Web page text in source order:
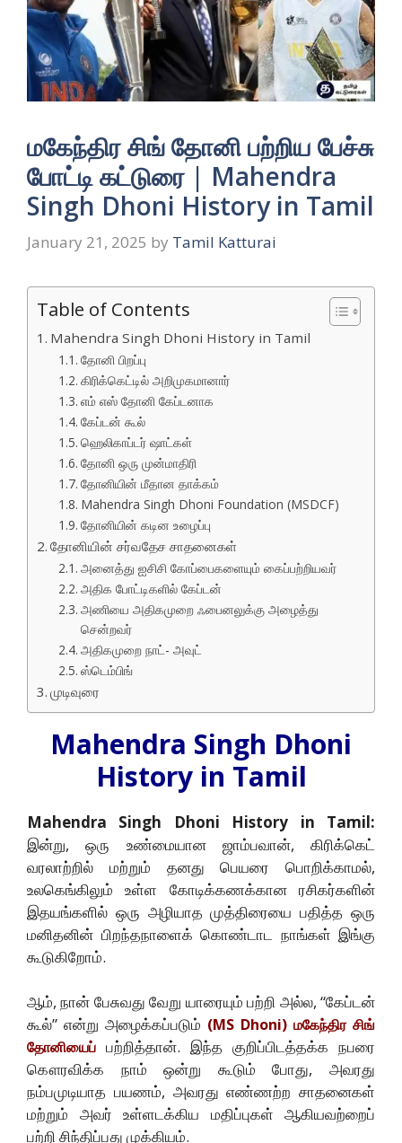
மகேந்திர சிங் தோனி பற்றிய பேச்சு
போட்டி கட்டுரை | Mahendra
Singh Dhoni History in Tamil
January 21, 2025 by Tamil Katturai
Table of Contents
Mahendra Singh Dhoni History in Tamil
தோனி பிறப்பு
கிரிக்கெட்டில் அறிமுகமானார்
எம் எஸ் தோனி கேப்டனாக
கேப்டன் கூல்
ஹெலிகாப்டர் ஷாட்கள்
தோனி ஒரு முன்மாதிரி
தோனியின் மீதான தாக்கம்
Mahendra Singh Dhoni Foundation (MSDCF)
தோனியின் கடின உழைப்பு
தோனியின் சர்வதேச சாதனைகள்
அனைத்து ஐசிசி கோப்பைகளையும் கைப்பற்றியவர்
அதிக போட்டிகளில் கேப்டன்
அணியை அதிகமுறை ஃபைனலுக்கு அழைத்து
சென்றவர்
அதிகமுறை நாட்- அவுட்
ஸ்டெம்பிங்
முடிவுரை
Mahendra Singh Dhoni
History in Tamil
Mahendra Singh Dhoni History in Tamil:
இன்று, ஒரு உண்மையான ஜாம்பவான், கிரிக்கெட்
வரலாற்றில் மற்றும் தனது பெயரை பொறிக்காமல்,
உலகெங்கிலும் உள்ள கோடிக்கணக்கான ரசிகர்களின்
இதயங்களில் ஒரு அழியாத முத்திரையை பதித்த ஒரு
மனிதனின் பிறந்தநாளைக் கொண்டாட நாங்கள் இங்கு
கூடுகிறோம்.
ஆம், நான் பேசுவது வேறு யாரையும் பற்றி அல்ல, “கேப்டன்
கூல்” என்று அழைக்கப்படும் (MS Dhoni) மகேந்திர சிங்
தோனியைப் பற்றித்தான். இந்த குறிப்பிடத்தக்க நபரை
கௌரவிக்க நாம் ஒன்று கூடும் போது, அவரது
நம்பமுடியாத பயணம், அவரது எண்ணற்ற சாதனைகள்
மற்றும் அவர் உள்ளடக்கிய மதிப்புகள் ஆகியவற்றைப்
பற்றி சிந்திப்பது முக்கியம்.